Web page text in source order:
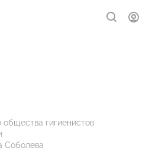
гигиенистов
Соболева